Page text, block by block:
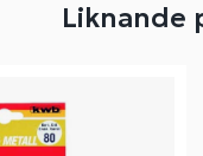
Liknande